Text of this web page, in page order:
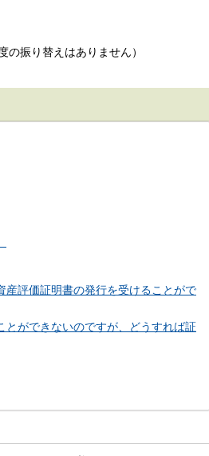
振り替えはありません）
産評価証明書の発行を受けることがで
ができないのですが、どうすれば証